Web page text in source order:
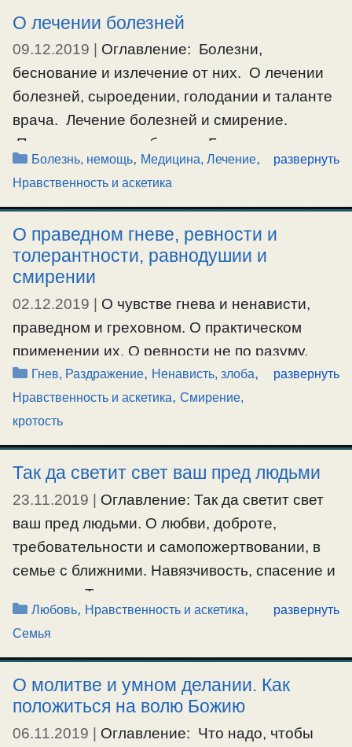
всего такого …
Ещё…
#блуд,#онанизм,#похоть
О лечении болезней
09.12.2019
Оглавление: Болезни,
беснование и излечение от них. О лечении
болезней, сыроедении, голодании и таланте
врача. Лечение болезней и смирение.
Почему животные болеют. Болезни,
беснование и излечение от них. Аноним:
Скажите, я сильно болею, и мучаюсь.. во мне
падший дух сидит меня, и терзает.. давит
сердце.. я намучался много за эти годы и
последнее время.. многие …
Ещё…
#болезнь,#лечение,#медицина
Рубрики
Болезнь, немощь, Медицина, Лечение,
Нравственность и аскетика
развернуть
О праведном гневе, ревности и
толерантности, равнодушии и
смирении
02.12.2019
О чувстве гнева и ненависти,
праведном и греховном. О практическом
применении их. О ревности не по разуму,
равнодушии и справедливости. О
толерантности. О равнодушии и
смирении. Кто добрый человек?
#гнев ,#ненависть,#равнодушие
#ревностьнепоразуму
#толерантность
Рубрики
Гнев, Раздражение, Ненависть, злоба,
Нравственность и аскетика, Смирение,
кротость
развернуть
Так да светит свет ваш пред людьми
23.11.2019 | Оглавление: Так да светит свет
ваш пред людьми. О любви, доброте,
требовательности и самопожертвовании, в
семье с ближними. Навязчивость, спасение и
дерзость. Так да светит свет ваш пред
людьми О.Серафим: Христос сказал: «Так да
светит свет ваш пред людьми, чтобы они
видели ваши добрые дела и прославляли
Отца вашего Небесного» (Матф.5:16). Этот
свет есть истинные добродетели, …
Рубрики
Любовь, Нравственность и аскетика,
Семья
развернуть
О молитве и умном делании. Как
положиться на волю Божию
06.11.2019 | Оглавление: Что надо, чтобы